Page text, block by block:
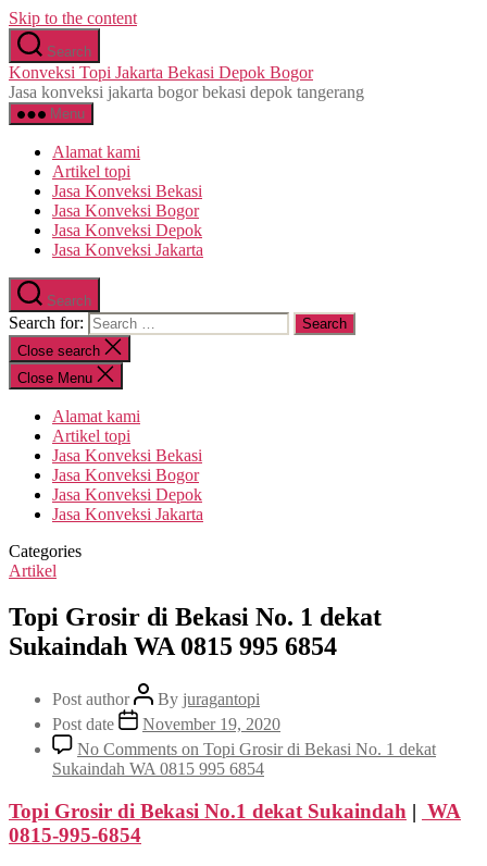
Skip to the content
Search
Konveksi Topi Jakarta Bekasi Depok Bogor
Jasa konveksi jakarta bogor bekasi depok tangerang
Menu
Alamat kami
Artikel topi
Jasa Konveksi Bekasi
Jasa Konveksi Bogor
Jasa Konveksi Depok
Jasa Konveksi Jakarta
Search
Search for:
Close search
Close Menu
Alamat kami
Artikel topi
Jasa Konveksi Bekasi
Jasa Konveksi Bogor
Jasa Konveksi Depok
Jasa Konveksi Jakarta
Categories
Artikel
Topi Grosir di Bekasi No. 1 dekat
Sukaindah WA 0815 995 6854
Post author By juragantopi
Post date
November 19, 2020
No Comments on Topi Grosir di Bekasi No. 1 dekat
Sukaindah WA 0815 995 6854
Topi Grosir di Bekasi No.1 dekat Sukaindah | WA
0815-995-6854